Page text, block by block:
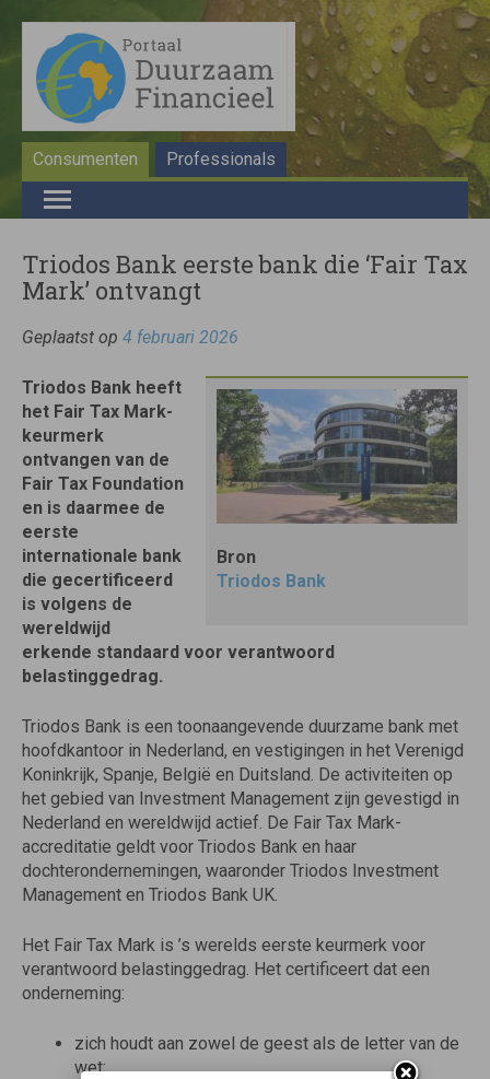
Consumenten Professionals
Triodos Bank eerste bank die ‘Fair Tax
Mark’ ontvangt
Geplaatst op 4 februari 2026
Bron
Triodos Bank
Triodos Bank heeft
het Fair Tax Mark-
keurmerk
ontvangen van de
Fair Tax Foundation
en is daarmee de
eerste
internationale bank
die gecertificeerd
is volgens de
wereldwijd
erkende standaard voor verantwoord
belastinggedrag.
Triodos Bank is een toonaangevende duurzame bank met
hoofdkantoor in Nederland, en vestigingen in het Verenigd
Koninkrijk, Spanje, België en Duitsland. De activiteiten op
het gebied van Investment Management zijn gevestigd in
Nederland en wereldwijd actief. De Fair Tax Mark-
accreditatie geldt voor Triodos Bank en haar
dochterondernemingen, waaronder Triodos Investment
Management en Triodos Bank UK.
Het Fair Tax Mark is ’s werelds eerste keurmerk voor
verantwoord belastinggedrag. Het certificeert dat een
onderneming:
zich houdt aan zowel de geest als de letter van de
wet;